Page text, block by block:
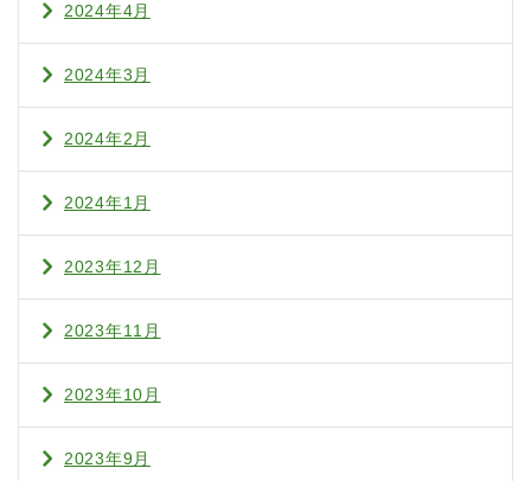
2024年4月
2024年3月
2024年2月
2024年1月
2023年12月
2023年11月
2023年10月
2023年9月